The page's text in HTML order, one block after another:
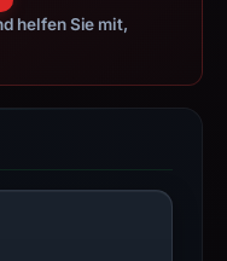
helfen Sie mit,